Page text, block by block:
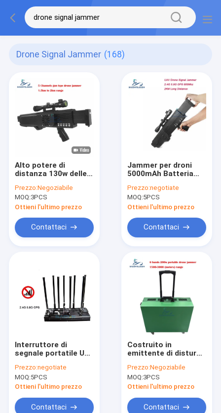
Drone Signal Jammer (168)
Alto potere di
distanza 130w delle
stampo 5
dell'emittente di
disturbo del segnale
del fuco della pistola
del UAV
Prezzo:Negoziabile
MOQ:3PCS
Ottieni l'ultimo prezzo
Contattaci
Jammer per droni
5000mAh Batteria
per GPS WIFI 2.4G
5.8G
Prezzo:negotiate
MOQ:5PCS
Ottieni l'ultimo prezzo
Contattaci
Interruttore di
segnale portatile UAV
antenne per
interferenze a lungo
raggio
Prezzo:negotiate
MOQ:5PCS
Ottieni l'ultimo prezzo
Contattaci
Costruito in
emittente di disturbo
fuco del carrello
della batteria
incanala la gamma di
Prezzo:Negoziabile
MOQ:3PCS
Ottieni l'ultimo prezzo
Contattaci